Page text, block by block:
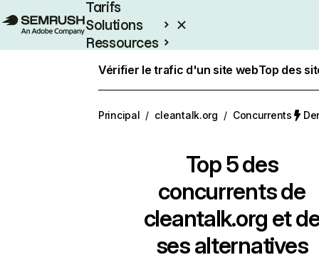
Tarifs
Solutions
Ressources
Vérifier le trafic d'un site webTop des
Principal / cleantalk.org / Concurrents
Top 5 des
concurrents de
cleantalk.org et
ses alternatives